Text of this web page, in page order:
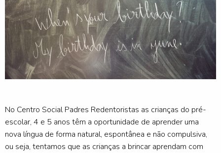
No Centro Social Padres Redentoristas as crianças do pré-
escolar, 4 e 5 anos têm a oportunidade de aprender uma
nova língua de forma natural, espontânea e não compulsiva,
ou seja, tentamos que as crianças a brincar aprendam com